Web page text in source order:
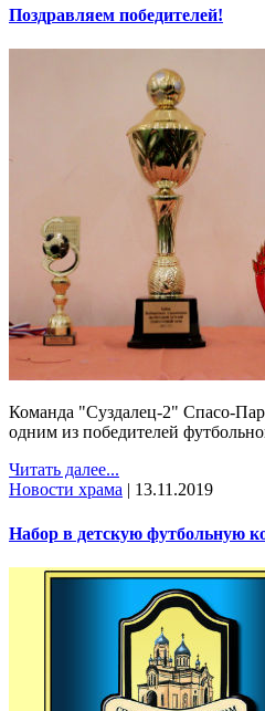
Поздравляем победителей!
Команда "Суздалец-2" Спасо-
одним из победителей
Читать далее...
Новости храма | 13.11.2019
Набор в детскую футбольную